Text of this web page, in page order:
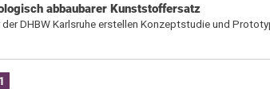
abbaubarer Kunststoffersatz
DHBW Karlsruhe erstellen Konzeptstudie und